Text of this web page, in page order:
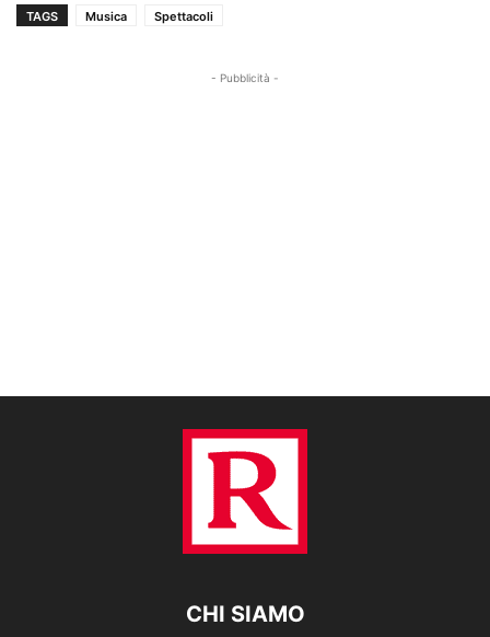
TAGS Musica Spettacoli
- Pubblicità -
CHI SIAMO